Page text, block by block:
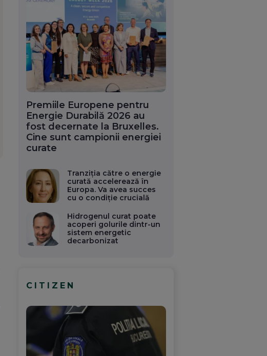
Premiile Europene pentru
Energie Durabilă 2026 au
fost decernate la Bruxelles.
Cine sunt campionii energiei
curate
Tranziția către o energie
curată accelerează în
Europa. Va avea succes
cu o condiție crucială
Hidrogenul curat poate
acoperi golurile dintr-un
sistem energetic
decarbonizat
CITIZEN